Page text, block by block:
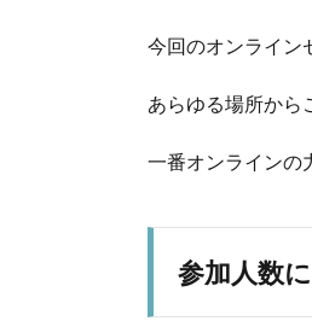
今回のオンライン
あらゆる場所から
一番オンラインの
参加人数